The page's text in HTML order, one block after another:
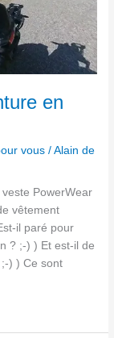
en
vous /Alain de
PowerWear
vêtement
il paré pour
? ;-) ) Et est-il de
) ) Ce sont